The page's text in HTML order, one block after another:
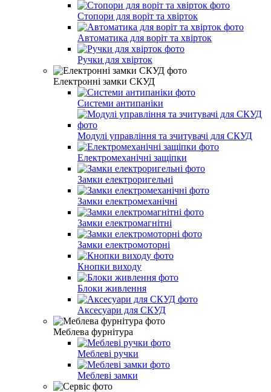
Стопори для воріт та хвірток
Автоматика для воріт та хвірток
Ручки для хвірток
Електронні замки СКУД
Системи антипаніки
Модулі управління та зчитувачі для СКУД
Електромеханічні защіпки
Замки електроригельні
Замки електромеханічні
Замки електромагнітні
Замки електромоторні
Кнопки виходу
Блоки живлення
Аксесуари для СКУД
Меблева фурнітура
Меблеві ручки
Меблеві замки